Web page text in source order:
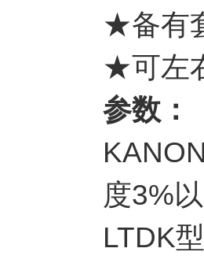
★备有
★可左
参数：
度3%
LTDK